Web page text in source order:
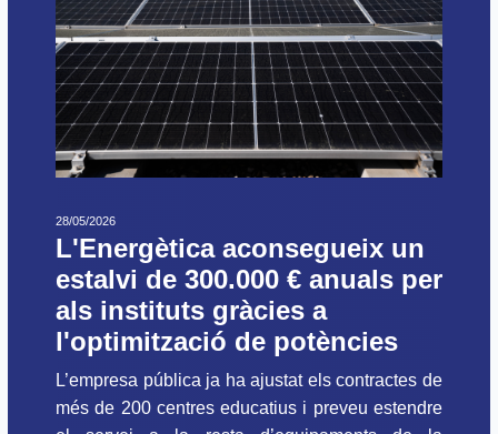
28/05/2026
L'Energètica aconsegueix un
estalvi de 300.000 € anuals per
als instituts gràcies a
l'optimització de potències
L’empresa pública ja ha ajustat els contractes de
més de 200 centres educatius i preveu estendre